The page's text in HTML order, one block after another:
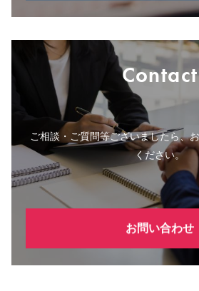
Contact
ご相談・ご質問等ございましたら、
ください。
お問い合わせ